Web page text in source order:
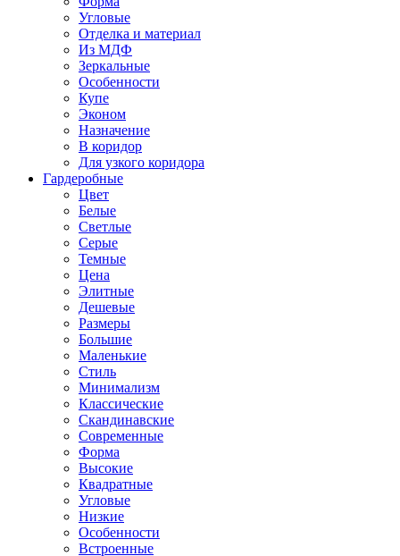
Угловые
Отделка и материал
Из МДФ
Зеркальные
Особенности
Купе
Эконом
Назначение
В коридор
Для узкого коридора
Гардеробные
Цвет
Белые
Светлые
Серые
Темные
Цена
Элитные
Дешевые
Размеры
Большие
Маленькие
Стиль
Минимализм
Классические
Скандинавские
Современные
Форма
Высокие
Квадратные
Угловые
Низкие
Особенности
Встроенные